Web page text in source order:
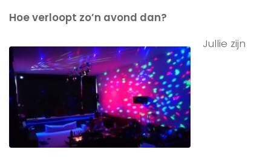
Hoe verloopt zo’n avond dan?
Jullie zijn